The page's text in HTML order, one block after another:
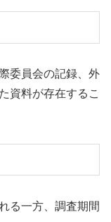
委員会の記録、外
資料が存在するこ
る一方、調査期間